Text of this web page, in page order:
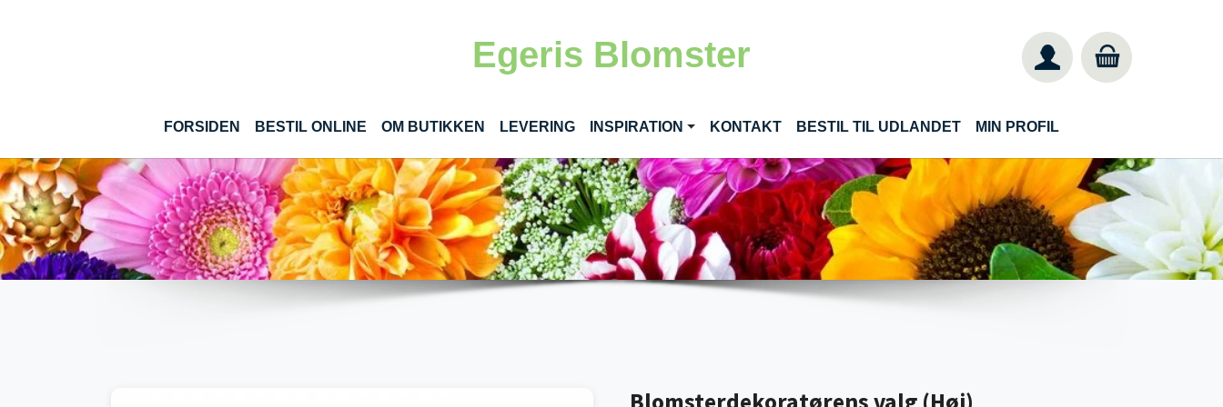
Egeris Blomster
FORSIDEN BESTIL ONLINE(CURRENT)
OM BUTIKKEN LEVERING INSPIRATION KONTAKT BESTIL TIL UDLANDET MIN PROFIL